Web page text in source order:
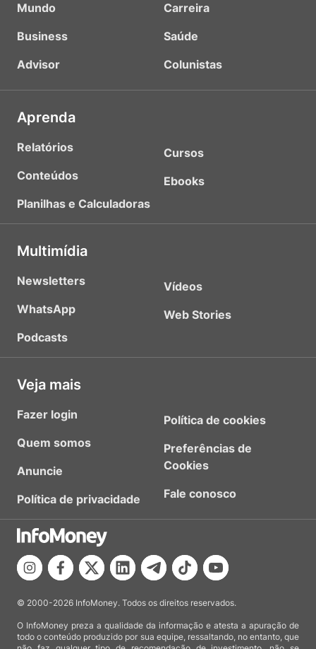
Mundo
Business
Advisor
Carreira
Saúde
Colunistas
Aprenda
Relatórios
Conteúdos
Planilhas e Calculadoras
Cursos
Ebooks
Multimídia
Newsletters
WhatsApp
Podcasts
Vídeos
Web Stories
Veja mais
Fazer login
Quem somos
Anuncie
Política de privacidade
Política de cookies
Preferências de
Cookies
Fale conosco
© 2000-2026 InfoMoney. Todos os direitos reservados.
O InfoMoney preza a qualidade da informação e atesta a apuração de
todo o conteúdo produzido por sua equipe, ressaltando, no entanto, que